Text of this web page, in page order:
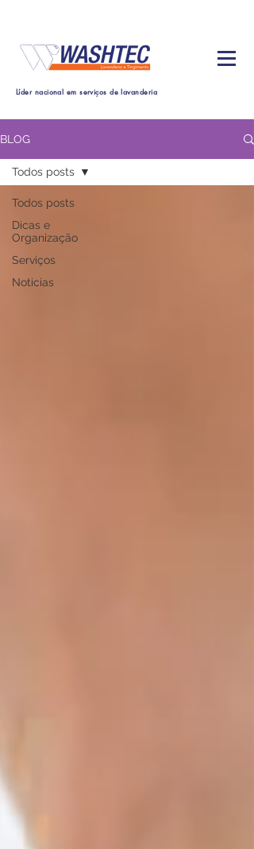
Líder nacional em serviços de lavanderia
BLOG
Todos posts
Dicas e
Organização
Serviços
Noticias
Todos posts